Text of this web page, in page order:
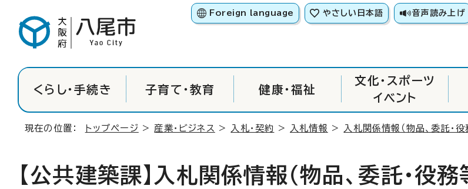
Foreign language やさしい日本語 音声読み上げ
くらし・手続き 子育て・教育 健康・福祉
文化・スポーツ
イベント
現在の位置： トップページ > 産業・ビジネス > 入札・契約 > 入札情報 > 入札関係情報（物品、委託・役
【公共建築課】入札関係情報（物品、委託・役務